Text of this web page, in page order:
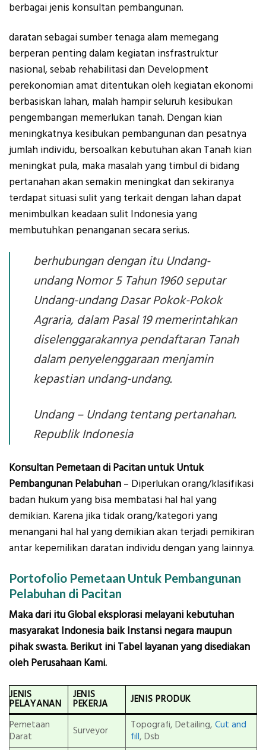
berbagai jenis konsultan pembangunan.
daratan sebagai sumber tenaga alam memegang
berperan penting dalam kegiatan insfrastruktur
nasional, sebab rehabilitasi dan Development
perekonomian amat ditentukan oleh kegiatan ekonomi
berbasiskan lahan, malah hampir seluruh kesibukan
pengembangan memerlukan tanah. Dengan kian
meningkatnya kesibukan pembangunan dan pesatnya
jumlah individu, bersoalkan kebutuhan akan Tanah kian
meningkat pula, maka masalah yang timbul di bidang
pertanahan akan semakin meningkat dan sekiranya
terdapat situasi sulit yang terkait dengan lahan dapat
menimbulkan keadaan sulit Indonesia yang
membutuhkan penanganan secara serius.
berhubungan dengan itu Undang-
undang Nomor 5 Tahun 1960 seputar
Undang-undang Dasar Pokok-Pokok
Agraria, dalam Pasal 19 memerintahkan
diselenggarakannya pendaftaran Tanah
dalam penyelenggaraan menjamin
kepastian undang-undang.
Undang – Undang tentang pertanahan.
Republik Indonesia
Konsultan Pemetaan di Pacitan untuk Untuk
Pembangunan Pelabuhan – Diperlukan orang/klasifikasi
badan hukum yang bisa membatasi hal hal yang
demikian. Karena jika tidak orang/kategori yang
menangani hal hal yang demikian akan terjadi pemikiran
antar kepemilikan daratan individu dengan yang lainnya.
Portofolio Pemetaan Untuk Pembangunan
Pelabuhan di Pacitan
Maka dari itu Global eksplorasi melayani kebutuhan
masyarakat Indonesia baik Instansi negara maupun
pihak swasta. Berikut ini Tabel layanan yang disediakan
oleh Perusahaan Kami.
JENIS
PELAYANAN
JENIS
PEKERJA JENIS PRODUK
Pemetaan
Darat
Surveyor Topografi, Detailing, Cut and
fill, Dsb